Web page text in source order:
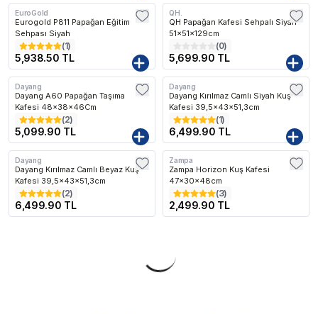
Kargo Bedava
EuroGold
Eurogold P811 Papağan Eğitim
Sehpası Siyah
(1)
5,938.50 TL
Kargo Bedava
QH.
QH Papağan Kafesi Sehpalı Siyah
51x51x129cm
(0)
5,699.90 TL
Kargo Bedava
Dayang
Dayang A60 Papağan Taşıma
Kafesi 48x38x46Cm
(2)
5,099.90 TL
Kargo Bedava
Dayang
Dayang Kırılmaz Camlı Siyah Kuş
Kafesi 39,5x43x51,3cm
(1)
6,499.90 TL
Kargo Bedava
Dayang
Dayang Kırılmaz Camlı Beyaz Kuş
Kafesi 39,5x43x51,3cm
(2)
6,499.90 TL
Kargo Bedava
Zampa
Zampa Horizon Kuş Kafesi
47x30x48cm
(3)
2,499.90 TL